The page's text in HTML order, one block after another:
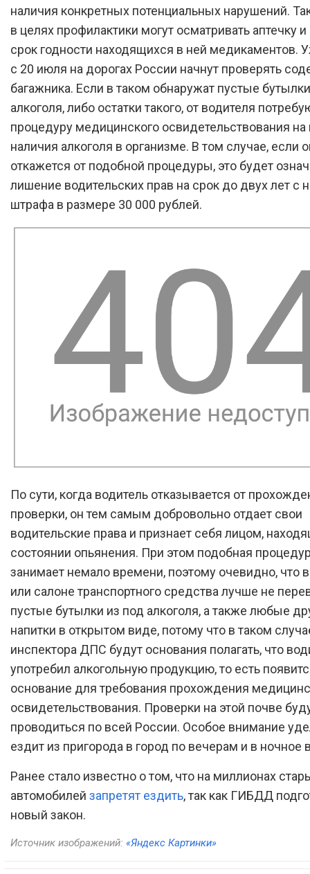
наличия конкретных потенциальных нарушений.
в целях профилактики могут осматривать аптечку
срок годности находящихся в ней медикаментов.
с 20 июля на дорогах России начнут проверять
багажника. Если в таком обнаружат пустые
алкоголя, либо остатки такого, от водителя
процедуру медицинского освидетельствования
наличия алкоголя в организме. В том случае, если
откажется от подобной процедуры, это будет
лишение водительских прав на срок до двух лет с
штрафа в размере 30 000 рублей.
По сути, когда водитель отказывается от
проверки, он тем самым добровольно отдает свои
водительские права и признает себя лицом,
состоянии опьянения. При этом подобная
занимает немало времени, поэтому очевидно, что
или салоне транспортного средства лучше не
пустые бутылки из под алкоголя, а также любые
напитки в открытом виде, потому что в таком
инспектора ДПС будут основания полагать, что
употребил алкогольную продукцию, то есть
основание для требования прохождения
освидетельствования. Проверки на этой почве
проводиться по всей России. Особое внимание
ездит из пригорода в город по вечерам и в ночное
Ранее стало известно о том, что на миллионах
автомобилей запретят ездить, так как ГИБДД
новый закон.
Источник изображений: «Яндекс Картинки»